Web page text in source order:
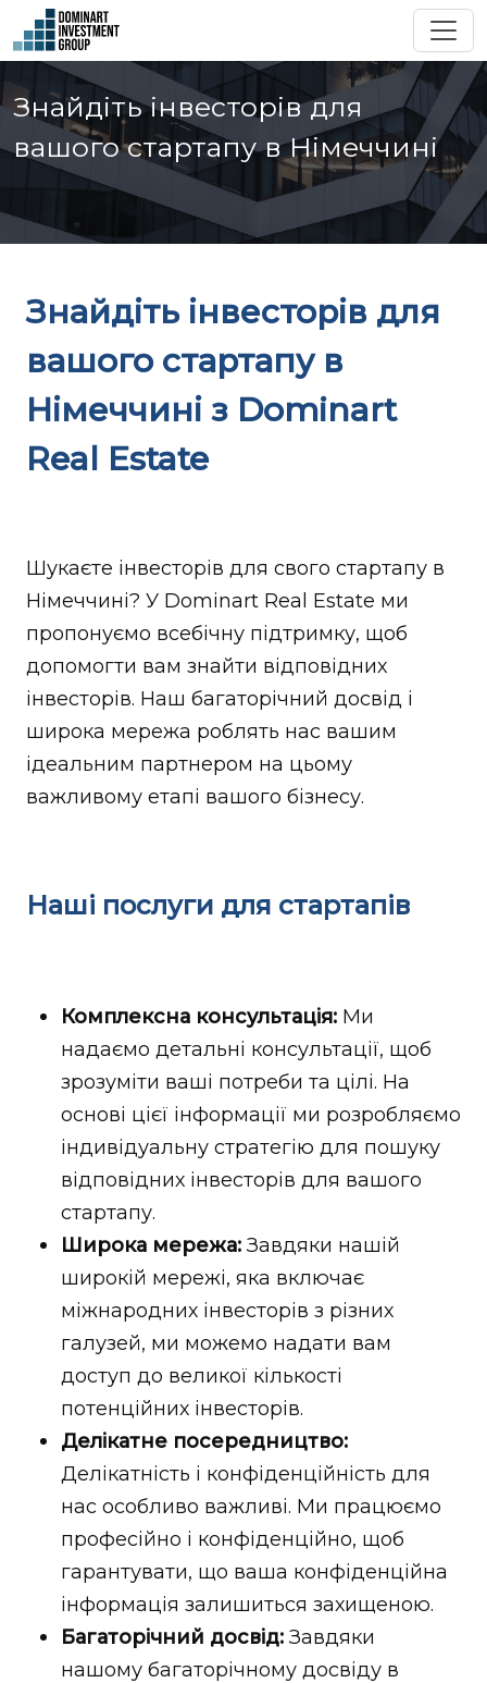
Знайдіть інвесторів для
вашого стартапу в Німеччині
Знайдіть інвесторів для
вашого стартапу в
Німеччині з Dominart
Real Estate
Шукаєте інвесторів для свого стартапу в
Німеччині? У Dominart Real Estate ми
пропонуємо всебічну підтримку, щоб
допомогти вам знайти відповідних
інвесторів. Наш багаторічний досвід і
широка мережа роблять нас вашим
ідеальним партнером на цьому
важливому етапі вашого бізнесу.
Наші послуги для стартапів
Комплексна консультація: Ми
надаємо детальні консультації, щоб
зрозуміти ваші потреби та цілі. На
основі цієї інформації ми розробляємо
індивідуальну стратегію для пошуку
відповідних інвесторів для вашого
стартапу.
Широка мережа: Завдяки нашій
широкій мережі, яка включає
міжнародних інвесторів з різних
галузей, ми можемо надати вам
доступ до великої кількості
потенційних інвесторів.
Делікатне посередництво:
Делікатність і конфіденційність для
нас особливо важливі. Ми працюємо
професійно і конфіденційно, щоб
гарантувати, що ваша конфіденційна
інформація залишиться захищеною.
Багаторічний досвід: Завдяки
нашому багаторічному досвіду в